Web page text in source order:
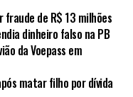
fraude de R$ 13 milhões
dinheiro falso na PB
da Voepass em
matar filho por dívida